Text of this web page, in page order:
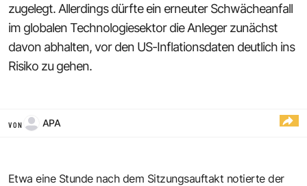
zugelegt. Allerdings dürfte ein erneuter Schwächeanfall
im globalen Technologiesektor die Anleger zunächst
davon abhalten, vor den US-Inflationsdaten deutlich ins
Risiko zu gehen.
VON APA
Etwa eine Stunde nach dem Sitzungsauftakt notierte der